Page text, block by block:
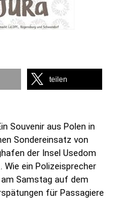
teilen
Souvenir aus Polen in
Sondereinsatz von
der Insel Usedom
ein Polizeisprecher
Samstag auf dem
für Passagiere